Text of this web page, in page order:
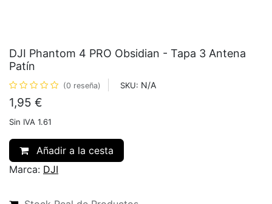
DJI Phantom 4 PRO Obsidian - Tapa 3 Antena
Patín
(0 reseña) SKU: N/A
1,95 €
Sin IVA 1.61
Añadir a la cesta
Marca: DJI